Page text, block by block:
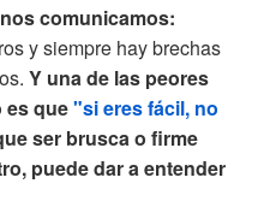
comunicamos:
y siempre hay brechas
Y una de las peores
es que"si eres fácil, no
ser brusca o firme
puede dar a entender